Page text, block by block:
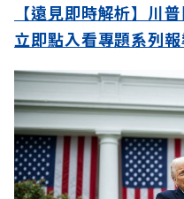
【遠見即時解析】川
立即點入看專題系列